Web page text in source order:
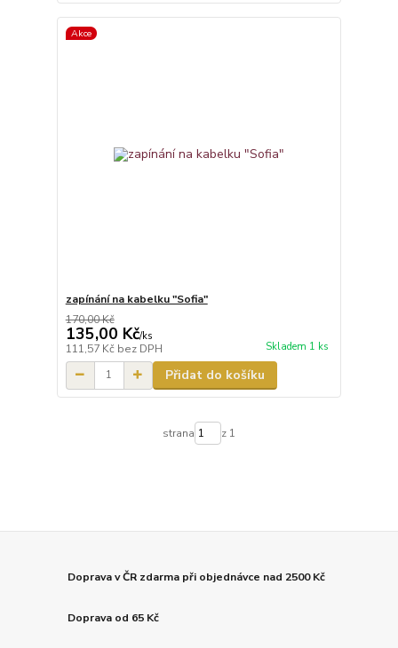
Akce
zapínání na kabelku "Sofia"
170,00 Kč
135,00 Kč/ks
111,57 Kč bez DPH Skladem 1 ks
Přidat do košíku
strana z 1
Doprava v ČR zdarma při objednávce nad 2500 Kč
Doprava od 65 Kč